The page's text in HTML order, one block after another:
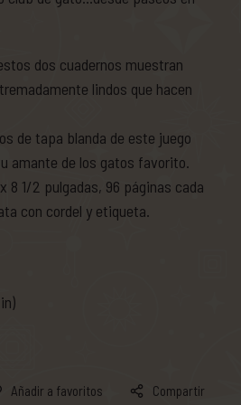
dos cuadernos muestran
lindos que hacen
de tapa blanda de este juego
amante de los gatos favorito.
8 1/2 pulgadas, 96 páginas cada
con cordel y etiqueta.
Añadir a favoritos Compartir